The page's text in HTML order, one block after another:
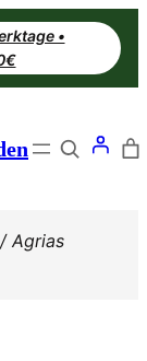
•
Search
/ Agrias